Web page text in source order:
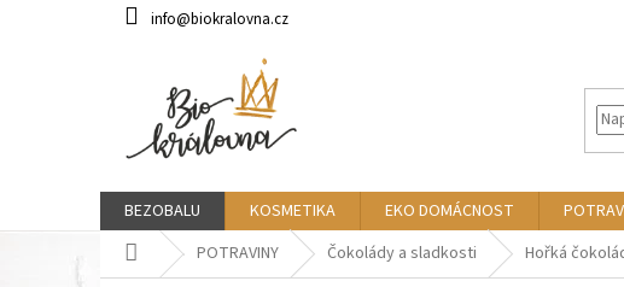
info@biokralovna.cz
BEZOBALU KOSMETIKA EKO DOMÁCNOST
Domů POTRAVINY Čokolády a sladkosti Hořká